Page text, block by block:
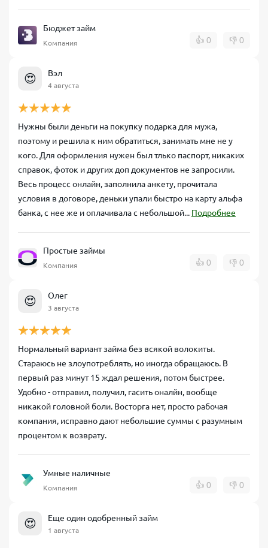
Бюджет займ
Компания 👍 0 👎 0
😍 Вэл
4 августа
Нужны были деньги на покупку подарка для мужа,
поэтому и решила к ним обратиться, занимать мне не у
кого. Для оформления нужен был тлько паспорт, никаких
справок, фоток и других доп документов не запросили.
Весь процесс онлайн, заполнила анкету, прочитала
условия в договоре, деньки упали быстро на карту альфа
банка, с нее же и оплачивала с небольшой... Подробнее
Простые займы
Компания 👍 0 👎 0
😍 Олег
3 августа
Нормальный вариант займа без всякой волокиты.
Стараюсь не злоупотреблять, но иногда обращаюсь. В
первый раз минут 15 ждал решения, потом быстрее.
Удобно - отправил, получил, гасить оналйн, вообще
никакой головной боли. Восторга нет, просто рабочая
компания, исправно дают небольшие суммы с разумным
процентом к возврату.
Умные наличные
Компания 👍 0 👎 0
😍 Еще один одобренный займ
1 августа